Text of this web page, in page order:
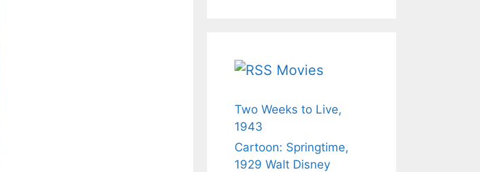
Movies
Two Weeks to Live,
1943
Cartoon: Springtime,
1929 Walt Disney